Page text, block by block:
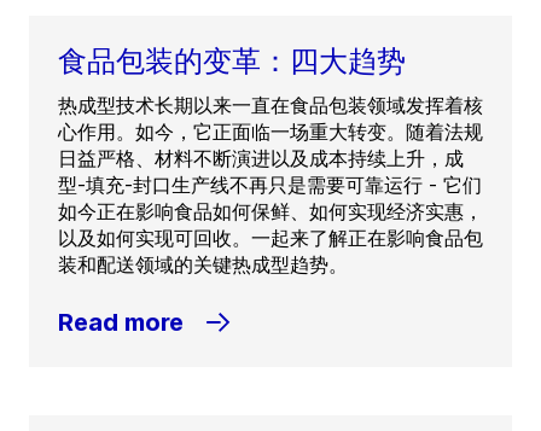
食品包装的变革：四大趋势
热成型技术长期以来一直在食品包装领域发挥着核
心作用。如今，它正面临一场重大转变。随着法规
日益严格、材料不断演进以及成本持续上升，成
型-填充-封口生产线不再只是需要可靠运行 - 它们
如今正在影响食品如何保鲜、如何实现经济实惠，
以及如何实现可回收。一起来了解正在影响食品包
装和配送领域的关键热成型趋势。
Read more